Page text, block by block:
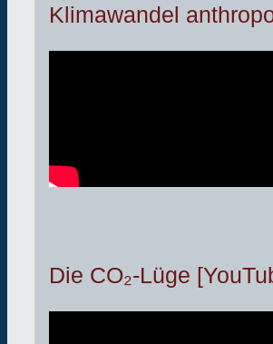
Klimawandel
Die CO₂-Lüge